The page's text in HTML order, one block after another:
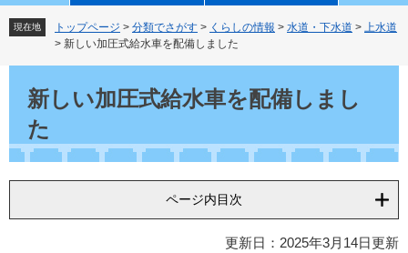
文
現在地 トップページ > 分類でさがす > くらしの情報 > 水道・下水道 > 上水道
> 新しい加圧式給水車を配備しました
新しい加圧式給水車を配備しまし
た
ページ内目次
更新日：2025年3月14日更新